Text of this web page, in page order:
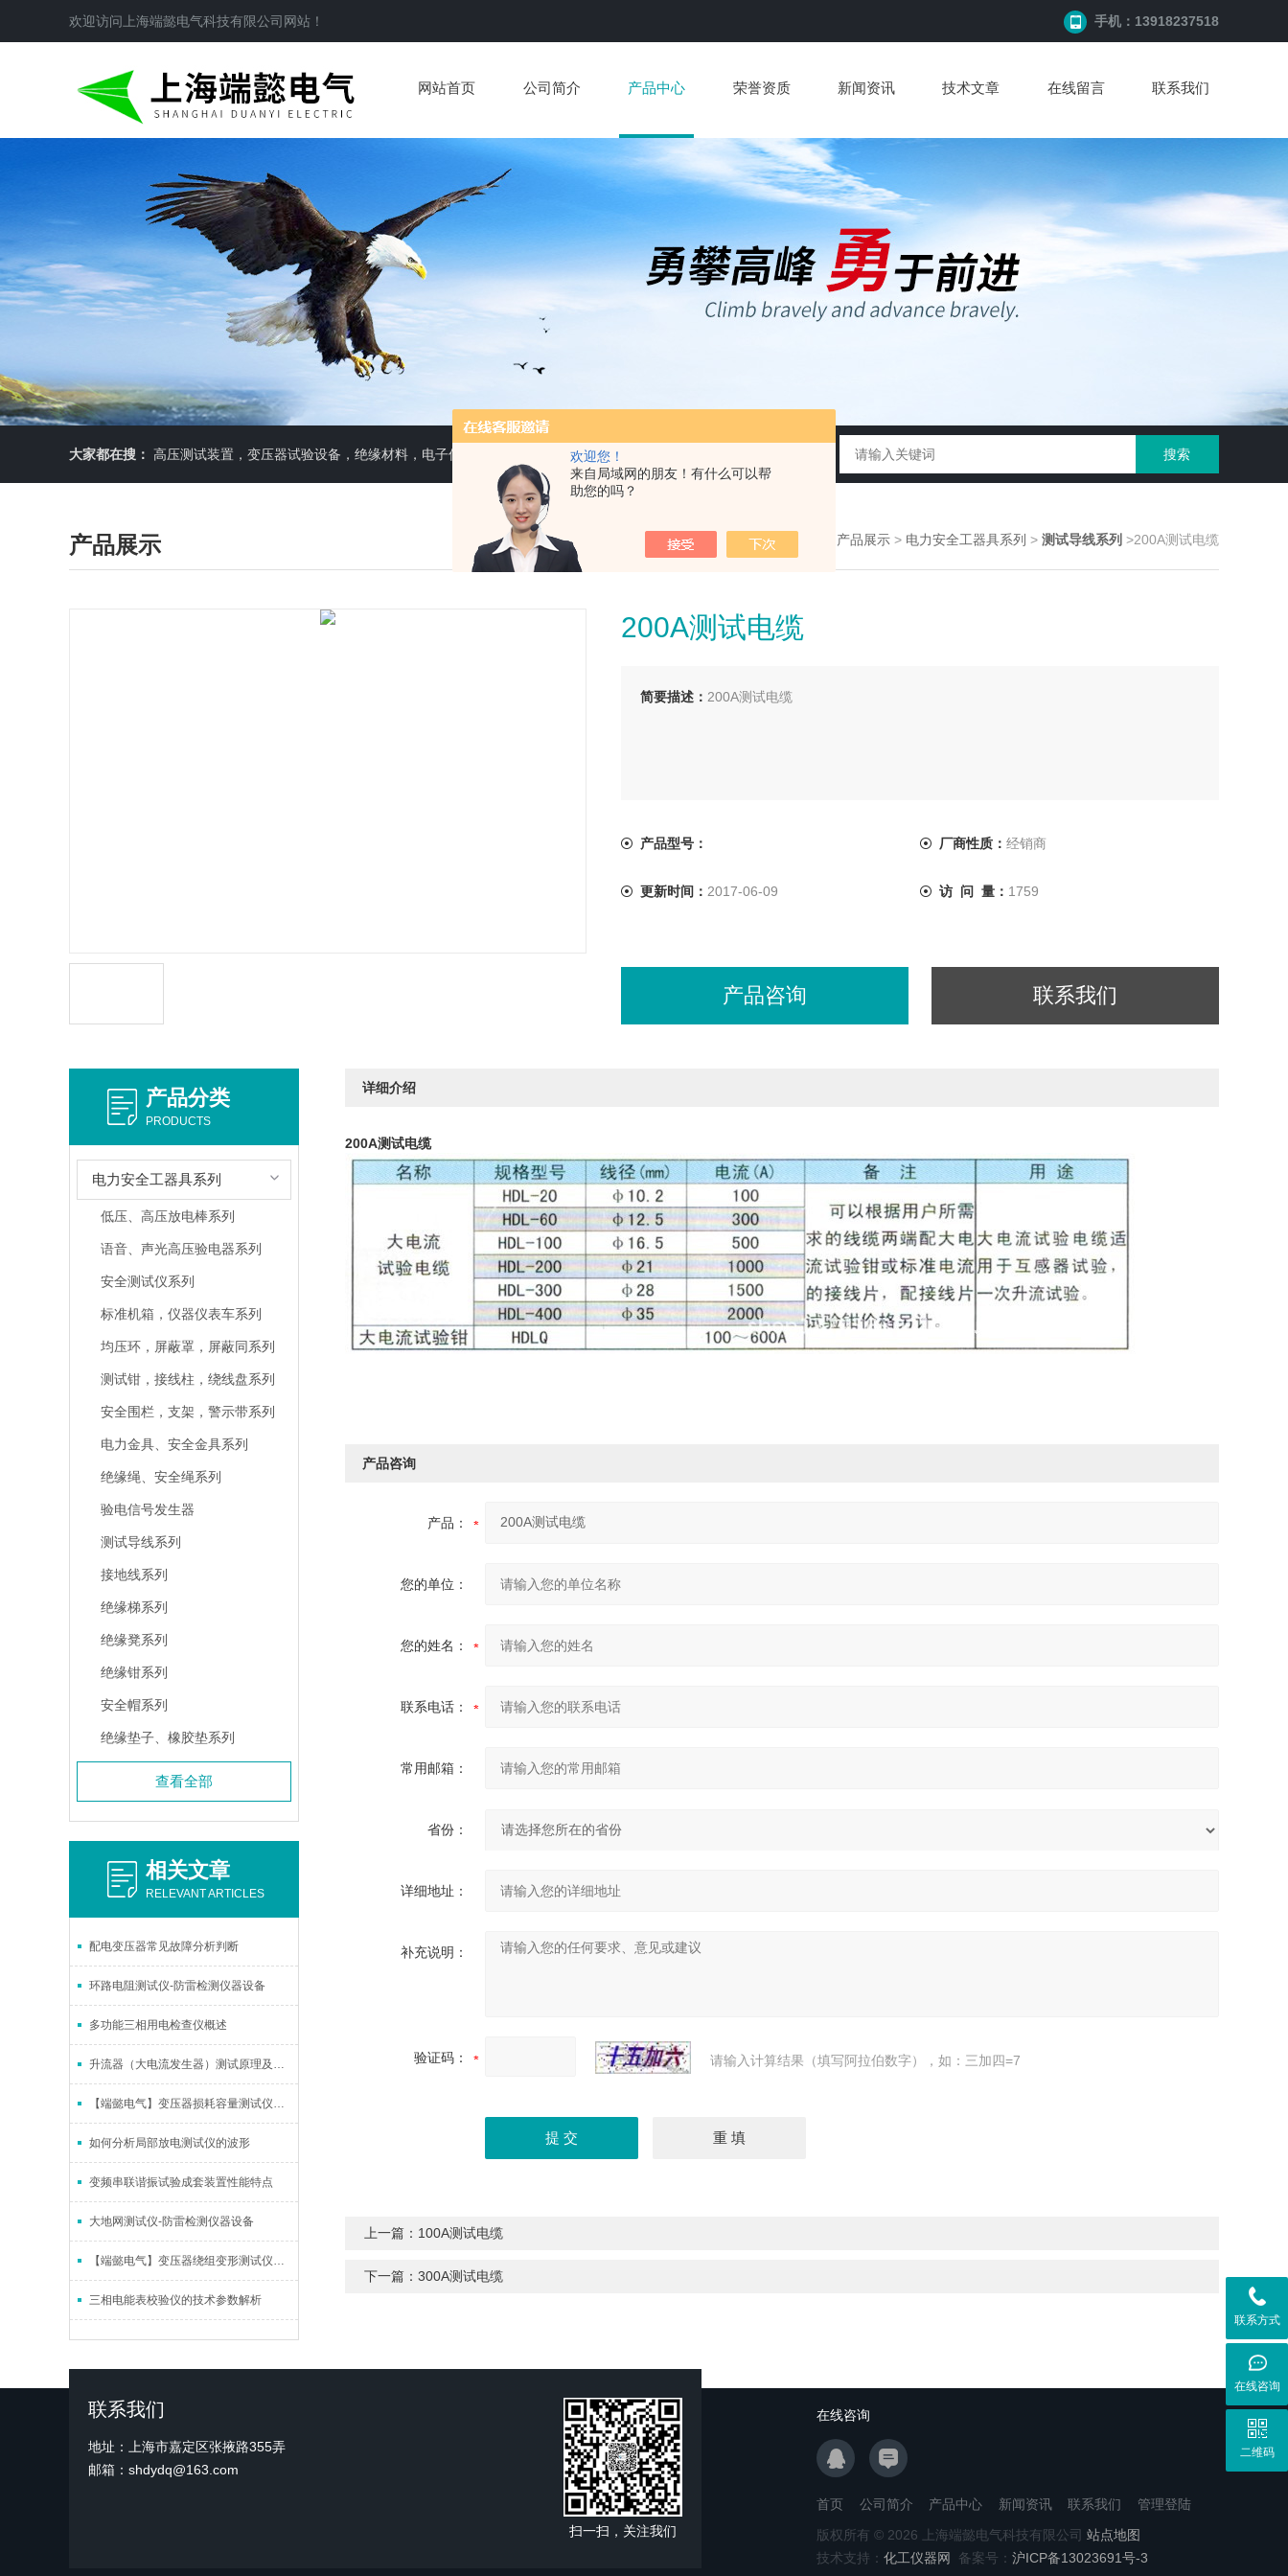
欢迎您！
来自局域网的朋友！有什么可以帮
助您的吗？
欢迎访问 上海端懿电气科技有限公司 网站！ 手机：13918237518
网站首页 公司简介 产品中心 荣誉资质 新闻资讯 技术文章 在线留言 联系我们
大家都在搜： 高压测试装置，变压器试验设备，绝缘材料，电子仪器仪表
产品展示 您现在的位置： 产品展示 > 电力安全工器具系列 > 测试导线系列 >200A测试电缆
200A测试电缆
简要描述： 200A测试电缆
产品型号： 厂商性质： 经销商
更新时间： 2017-06-09 访 问 量： 1759
产品咨询 联系我们
产品分类
PRODUCTS
电力安全工器具系列
低压、高压放电棒系列
语音、声光高压验电器系列
安全测试仪系列
标准机箱，仪器仪表车系列
均压环，屏蔽罩，屏蔽同系列
测试钳，接线柱，绕线盘系列
安全围栏，支架，警示带系列
电力金具、安全金具系列
绝缘绳、安全绳系列
验电信号发生器
测试导线系列
接地线系列
绝缘梯系列
绝缘凳系列
绝缘钳系列
安全帽系列
绝缘垫子、橡胶垫系列
查看全部
相关文章
RELEVANT ARTICLES
配电变压器常见故障分析判断
环路电阻测试仪-防雷检测仪器设备
多功能三相用电检查仪概述
升流器（大电流发生器）测试原理及使用技巧
【端懿电气】变压器损耗容量测试仪的概述
如何分析局部放电测试仪的波形
变频串联谐振试验成套装置性能特点
大地网测试仪-防雷检测仪器设备
【端懿电气】变压器绕组变形测试仪的使用特点
三相电能表校验仪的技术参数解析
详细介绍
200A测试电缆
产品咨询
产品：
您的单位：
您的姓名：
联系电话：
常用邮箱：
省份：
详细地址：
补充说明：
验证码： 请输入计算结果（填写阿拉伯数字），如：三加四=7
上一篇： 100A测试电缆
下一篇： 300A测试电缆
联系我们
地址：上海市嘉定区张掖路355弄
邮箱：shdydq@163.com
扫一扫，关注我们
在线咨询
首页 公司简介 产品中心 新闻资讯 联系我们
管理登陆
版权所有 © 2026 上海端懿电气科技有限公司 站点地图
技术支持： 化工仪器网 备案号： 沪ICP备13023691号-3
联系方式
在线咨询
二维码